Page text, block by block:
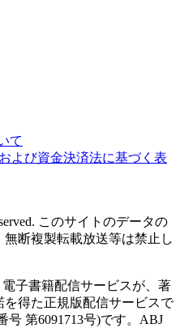
て
よび資金決済法に基づく表
このサイトのデータの
断複製転載放送等は禁止し
子書籍配信サービスが、著
得た正規版配信サービスで
号 第6091713号)です。ABJ